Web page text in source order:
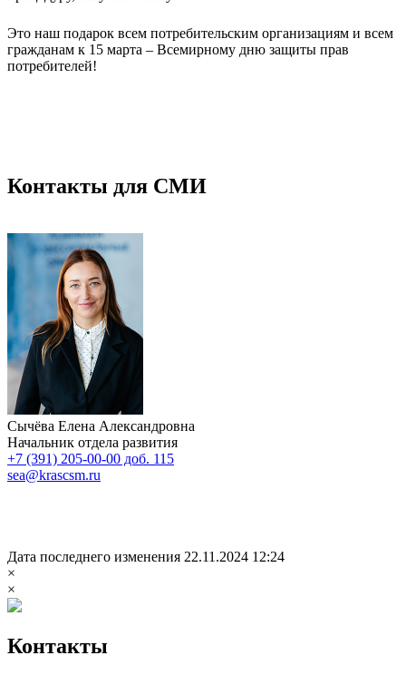
Это наш подарок всем потребительским организациям и всем
гражданам к 15 марта – Всемирному дню защиты прав
потребителей!
Контакты для СМИ
Сычёва Елена Александровна
Начальник отдела развития
+7 (391) 205-00-00 доб. 115
sea@krascsm.ru
Дата последнего изменения 22.11.2024 12:24
×
×
Контакты